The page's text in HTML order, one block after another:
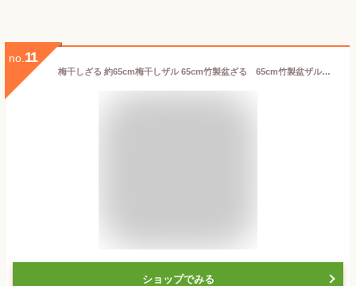
no. 11
梅干しざる 約65cm梅干しザル 65cm竹製盆ざる 65cm竹製盆ザル 65cm天然竹製ベトナム製
ショップでみる